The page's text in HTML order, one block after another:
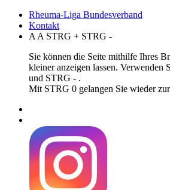
Rheuma-Liga Bundesverband
Kontakt
A A STRG + STRG -
Sie können die Seite mithilfe Ihres
kleiner anzeigen lassen. Verwenden
und STRG - .
Mit STRG 0 gelangen Sie wieder